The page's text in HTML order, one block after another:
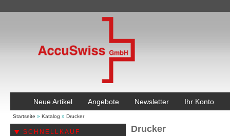
Neue Artikel Angebote Newsletter Ihr Konto
Startseite » Katalog » Drucker
SCHNELLKAUF Drucker